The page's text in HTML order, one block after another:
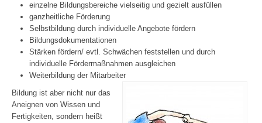
einzelne Bildungsbereiche vielseitig und gezielt ausfüllen
ganzheitliche Förderung
Selbstbildung durch individuelle Angebote fördern
Bildungsdokumentationen
Stärken fördern/ evtl. Schwächen feststellen und durch
individuelle Fördermaßnahmen ausgleichen
Weiterbildung der Mitarbeiter
Bildung ist aber nicht nur das
Aneignen von Wissen und
Fertigkeiten, sondern heißt